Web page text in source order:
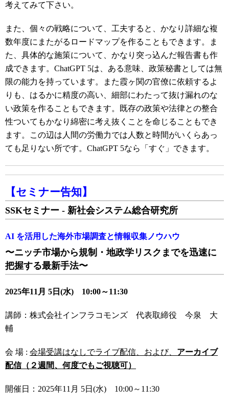
考えてみて下さい。
また、個々の戦略について、工夫すると、かなり詳細な複
数年度にまたがるロードマップを作ることもできます。ま
た、具体的な施策について、かなり突っ込んだ報告書も作
成できます。ChatGPT 5は、ある意味、政策秘書としては無
限の能力を持っています。また霞ヶ関の官僚に依頼するよ
りも、はるかに精度の高い、細部にわたって抜け漏れのな
い政策を作ることもできます。既存の政策や法律との整合
性ついてもかなり綿密に考え抜くことを命じることもでき
ます。この辺は人間の労働力では人数と時間がいくらあっ
ても足りない所です。ChatGPT 5なら「すぐ」できます。
【セミナー告知】
SSKセミナー - 新社会システム総合研究所
AI を活用した海外市場調査と情報収集ノウハウ
〜ニッチ市場から規制・地政学リスクまでを迅速に
把握する最新手法〜
2025年11月 5日(水) 10:00～11:30
講師：株式会社インフラコモンズ 代表取締役 今泉 大
輔
会 場 : 会場受講はなしでライブ配信、および、 アーカイブ
配信（２週間、何度でもご視聴可）
開催日：2025年11月 5日(水) 10:00～11:30